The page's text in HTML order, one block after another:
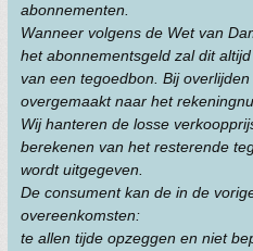
abonnementen.
Wanneer volgens de Wet van
het abonnementsgeld zal dit
van een tegoedbon. Bij
overgemaakt naar het
Wij hanteren de losse
berekenen van het resterende
wordt uitgegeven.
De consument kan de in de
overeenkomsten:
te allen tijde opzeggen en niet